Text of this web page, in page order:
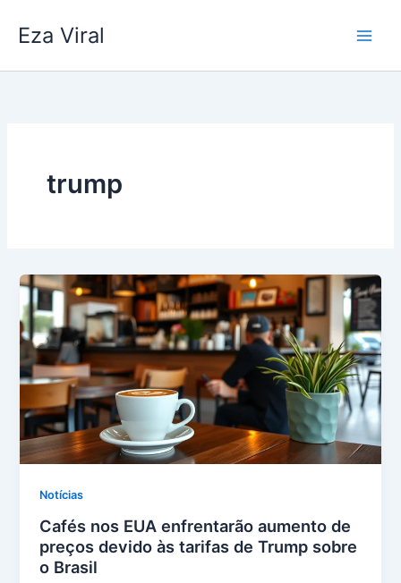
Eza Viral
trump
Notícias
Cafés nos EUA enfrentarão aumento de
preços devido às tarifas de Trump sobre
o Brasil